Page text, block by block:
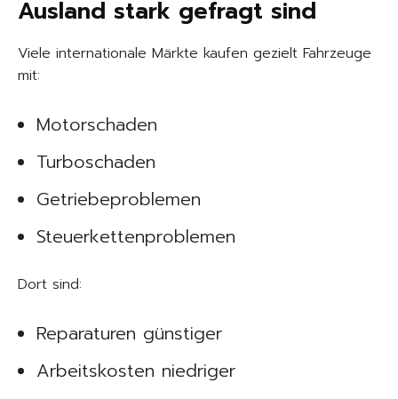
Ausland stark gefragt sind
Viele internationale Märkte kaufen gezielt Fahrzeuge
mit:
Motorschaden
Turboschaden
Getriebeproblemen
Steuerkettenproblemen
Dort sind:
Reparaturen günstiger
Arbeitskosten niedriger